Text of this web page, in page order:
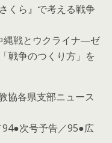
くら』で考える戦争
戦とウクライナ―ゼ
戦争のつくり方」を
協各県支部ニュース
次号予告／95●広